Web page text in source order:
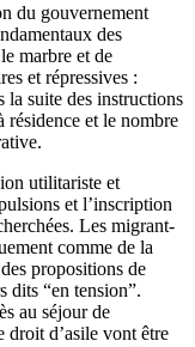
du gouvernement
des
marbre et de
et répressives :
la suite des instructions
résidence et le nombre
utilitariste et
et l’inscription
Les migrant-
comme de la
propositions de
dits “en tension”.
au séjour de
droit d’asile vont être